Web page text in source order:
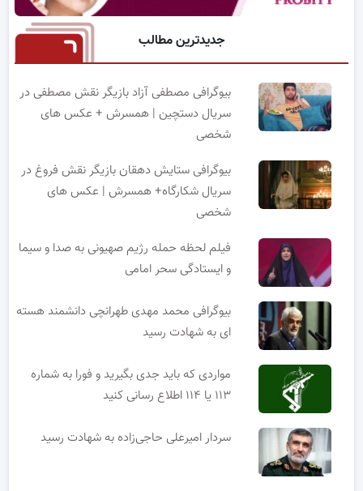
جدیدترین مطالب
بیوگرافی مصطفی آزاد بازیگر نقش مصطفی در
سریال دستچین | همسرش + عکس های
شخصی
بیوگرافی ستایش دهقان بازیگر نقش فروغ در
سریال شکارگاه+ همسرش | عکس های
شخصی
فیلم لحظه حمله رژیم صهیونی به صدا و سیما
و ایستادگی سحر امامی
بیوگرافی محمد مهدی طهرانچی دانشمند هسته
ای به شهادت رسید
مواردی که باید جدی بگیرید و فورا به شماره
۱۱۳ یا ۱۱۴ اطلاع رسانی کنید
سردار امیرعلی حاجی‌زاده به شهادت رسید